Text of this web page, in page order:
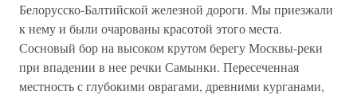
Белорусско-Балтийской железной дороги. Мы приезжали
к нему и были очарованы красотой этого места.
Сосновый бор на высоком крутом берегу Москвы-реки
при впадении в нее речки Самынки. Пересеченная
местность с глубокими оврагами, древними курганами,